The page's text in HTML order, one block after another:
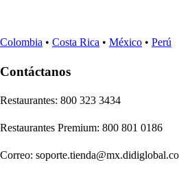
Colombia • Costa Rica • México • Perú
Contáctanos
Restaurantes: 800 323 3434
Restaurantes Premium: 800 801 0186
Correo: